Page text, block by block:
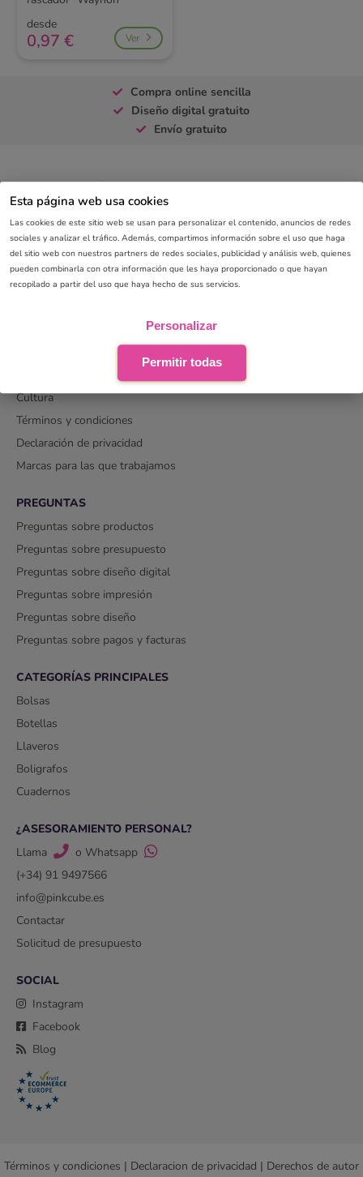
Esta página web usa cookies
Las cookies de este sitio web se usan para personalizar el contenido, anuncios de redes
sociales y analizar el tráfico. Además, compartimos información sobre el uso que haga
del sitio web con nuestros partners de redes sociales, publicidad y análisis web, quienes
pueden combinarla con otra información que les haya proporcionado o que hayan
recopilado a partir del uso que haya hecho de sus servicios.
Personalizar
Permitir todas
desde
0,97 € Ver
Compra online sencilla
Diseño digital gratuito
Envío gratuito
Pide online tus lápices impresos sin esfuerzo.
Cuando hayas elegido tu set favorito, puedes optar por solicitar
primero un presupuesto o hacer el pedido fácilmente online. A
continuación, indica qué texto o logotipo podemos imprimir para
ti. Nuestros diseñadores crearán rápidamente un diseño digital
gratuito y esto te dará inmediatamente una buena idea de cómo
imprimir tus lápices si estás 100% satisfecho con el diseño.
¿Tienes alguna pregunta sobre la impresión de lápices? No dudes
en ponerte en contacto con nosotros, estaremos encantados de
ayudarte a seleccionar los lápices más adecuados con su
logotipo.
Leer más
Cultura
Términos y condiciones
Declaración de privacidad
Marcas para las que trabajamos
PREGUNTAS
Preguntas sobre productos
Preguntas sobre presupuesto
Preguntas sobre diseño digital
Preguntas sobre impresión
Preguntas sobre diseño
Preguntas sobre pagos y facturas
CATEGORÍAS PRINCIPALES
Bolsas
Botellas
Llaveros
Boligrafos
Cuadernos
¿ASESORAMIENTO PERSONAL?
Llama
o Whatsapp
(+34) 91 9497566
info@pinkcube.es
Contactar
Solicitud de presupuesto
SOCIAL
Instagram
Facebook
Blog
Términos y condiciones | Declaracion de privacidad | Derechos de autor